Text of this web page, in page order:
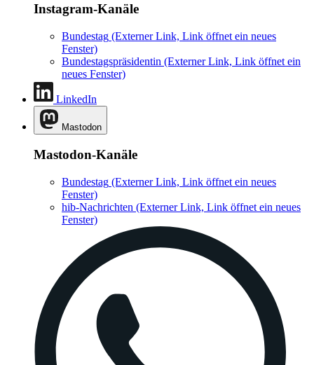
Instagram-Kanäle
Bundestag (Externer Link, Link öffnet ein neues
Fenster)
Bundestagspräsidentin (Externer Link, Link öffnet ein
neues Fenster)
LinkedIn
Mastodon
Mastodon-Kanäle
Bundestag (Externer Link, Link öffnet ein neues
Fenster)
hib-Nachrichten (Externer Link, Link öffnet ein neues
Fenster)